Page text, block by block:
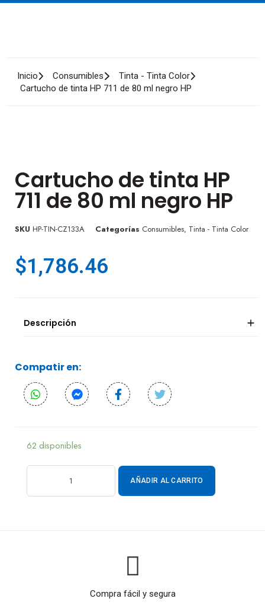
Inicio Consumibles
Tinta - Tinta Color
Cartucho de tinta HP 711 de 80 ml negro HP
Cartucho de tinta HP
711 de 80 ml negro HP
SKU HP-TIN-CZ133A Categorías Consumibles, Tinta - Tinta Color
$1,786.46
Descripción
Compatir en:
62 disponibles
AÑADIR AL CARRITO
Compra fácil y segura